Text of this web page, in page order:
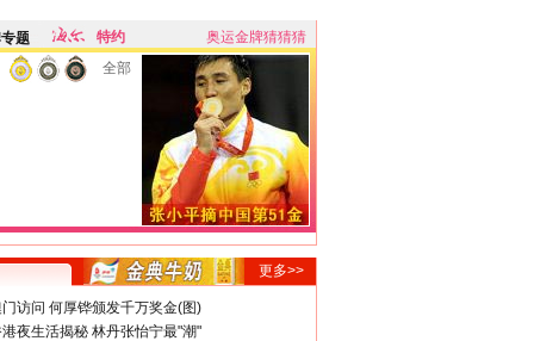
题 特约
奥运金牌猜猜猜
全部
更多>>
访问 何厚铧颁发千万奖金(图)
夜生活揭秘 林丹张怡宁最"潮"